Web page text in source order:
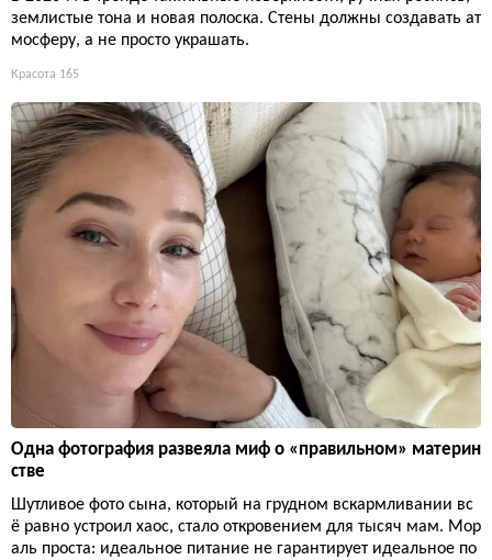
землистые тона и новая полоска. Стены должны создавать ат
мосферу, а не просто украшать.
Красота 165
Одна фотография развеяла миф о «правильном» материн
стве
Шутливое фото сына, который на грудном вскармливании вс
ё равно устроил хаос, стало откровением для тысяч мам. Мор
аль проста: идеальное питание не гарантирует идеальное по